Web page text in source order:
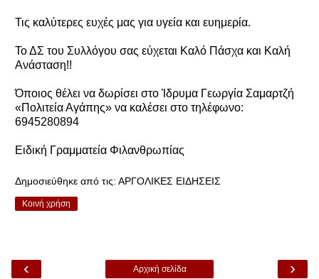
Τις καλύτερες ευχές μας για υγεία και ευημερία.
Το ΔΣ του Συλλόγου σας εύχεται Καλό Πάσχα και Καλή
Ανάσταση!!
Όποιος θέλει να δωρίσει στο Ίδρυμα Γεωργία Σαμαρτζή
«Πολιτεία Αγάπης» να καλέσει στο τηλέφωνο:
6945280894
Ειδική Γραμματεία Φιλανθρωπίας
Δημοσιεύθηκε από τις: ΑΡΓΟΛΙΚΕΣ ΕΙΔΗΣΕΙΣ
Κοινή χρήση
‹ ›
Αρχική σελίδα